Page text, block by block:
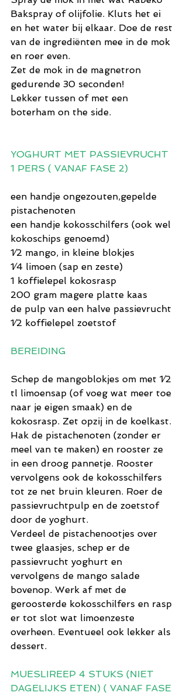
Bakspray of olijfolie. Kluts het ei
en het water bij elkaar. Doe de rest
van de ingrediënten mee in de mok
en roer even.
Zet de mok in de magnetron
gedurende 30 seconden!
Lekker tussen of met een
boterham on the side.
YOGHURT MET PASSIEVRUCHT
1 PERS ( VANAF FASE 2)
een handje ongezouten,gepelde
pistachenoten
een handje kokosschilfers (ook wel
kokoschips genoemd)
1⁄2 mango, in kleine blokjes
1⁄4 limoen (sap en zeste)
1 koffielepel kokosrasp
200 gram magere platte kaas
de pulp van een halve passievrucht
1⁄2 koffielepel zoetstof
BEREIDING
Schep de mangoblokjes om met 1⁄2
tl limoensap (of voeg wat meer toe
naar je eigen smaak) en de
kokosrasp. Zet opzij in de koelkast.
Hak de pistachenoten (zonder er
meel van te maken) en rooster ze
in een droog pannetje. Rooster
vervolgens ook de kokosschilfers
tot ze net bruin kleuren. Roer de
passievruchtpulp en de zoetstof
door de yoghurt.
Verdeel de pistachenootjes over
twee glaasjes, schep er de
passievrucht yoghurt en
vervolgens de mango salade
bovenop. Werk af met de
geroosterde kokosschilfers en rasp
er tot slot wat limoenzeste
overheen. Eventueel ook lekker als
dessert.
MUESLIREEP 4 STUKS (NIET
DAGELIJKS ETEN) ( VANAF FASE